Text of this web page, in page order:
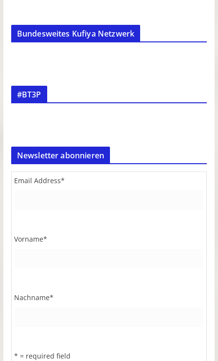
Bundesweites Kufiya Netzwerk
#BT3P
Newsletter abonnieren
Email Address*
Vorname*
Nachname*
* = required field